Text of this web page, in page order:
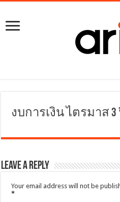
งบการเงิน ไตรมาส 3
Leave a Reply
Your email address will not be
*